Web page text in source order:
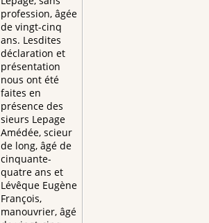
profession, âgée
de vingt-cinq
ans. Lesdites
déclaration et
présentation
nous ont été
faites en
présence des
sieurs Lepage
Amédée, scieur
de long, âgé de
cinquante-
quatre ans et
Lévêque Eugène
François,
manouvrier, âgé